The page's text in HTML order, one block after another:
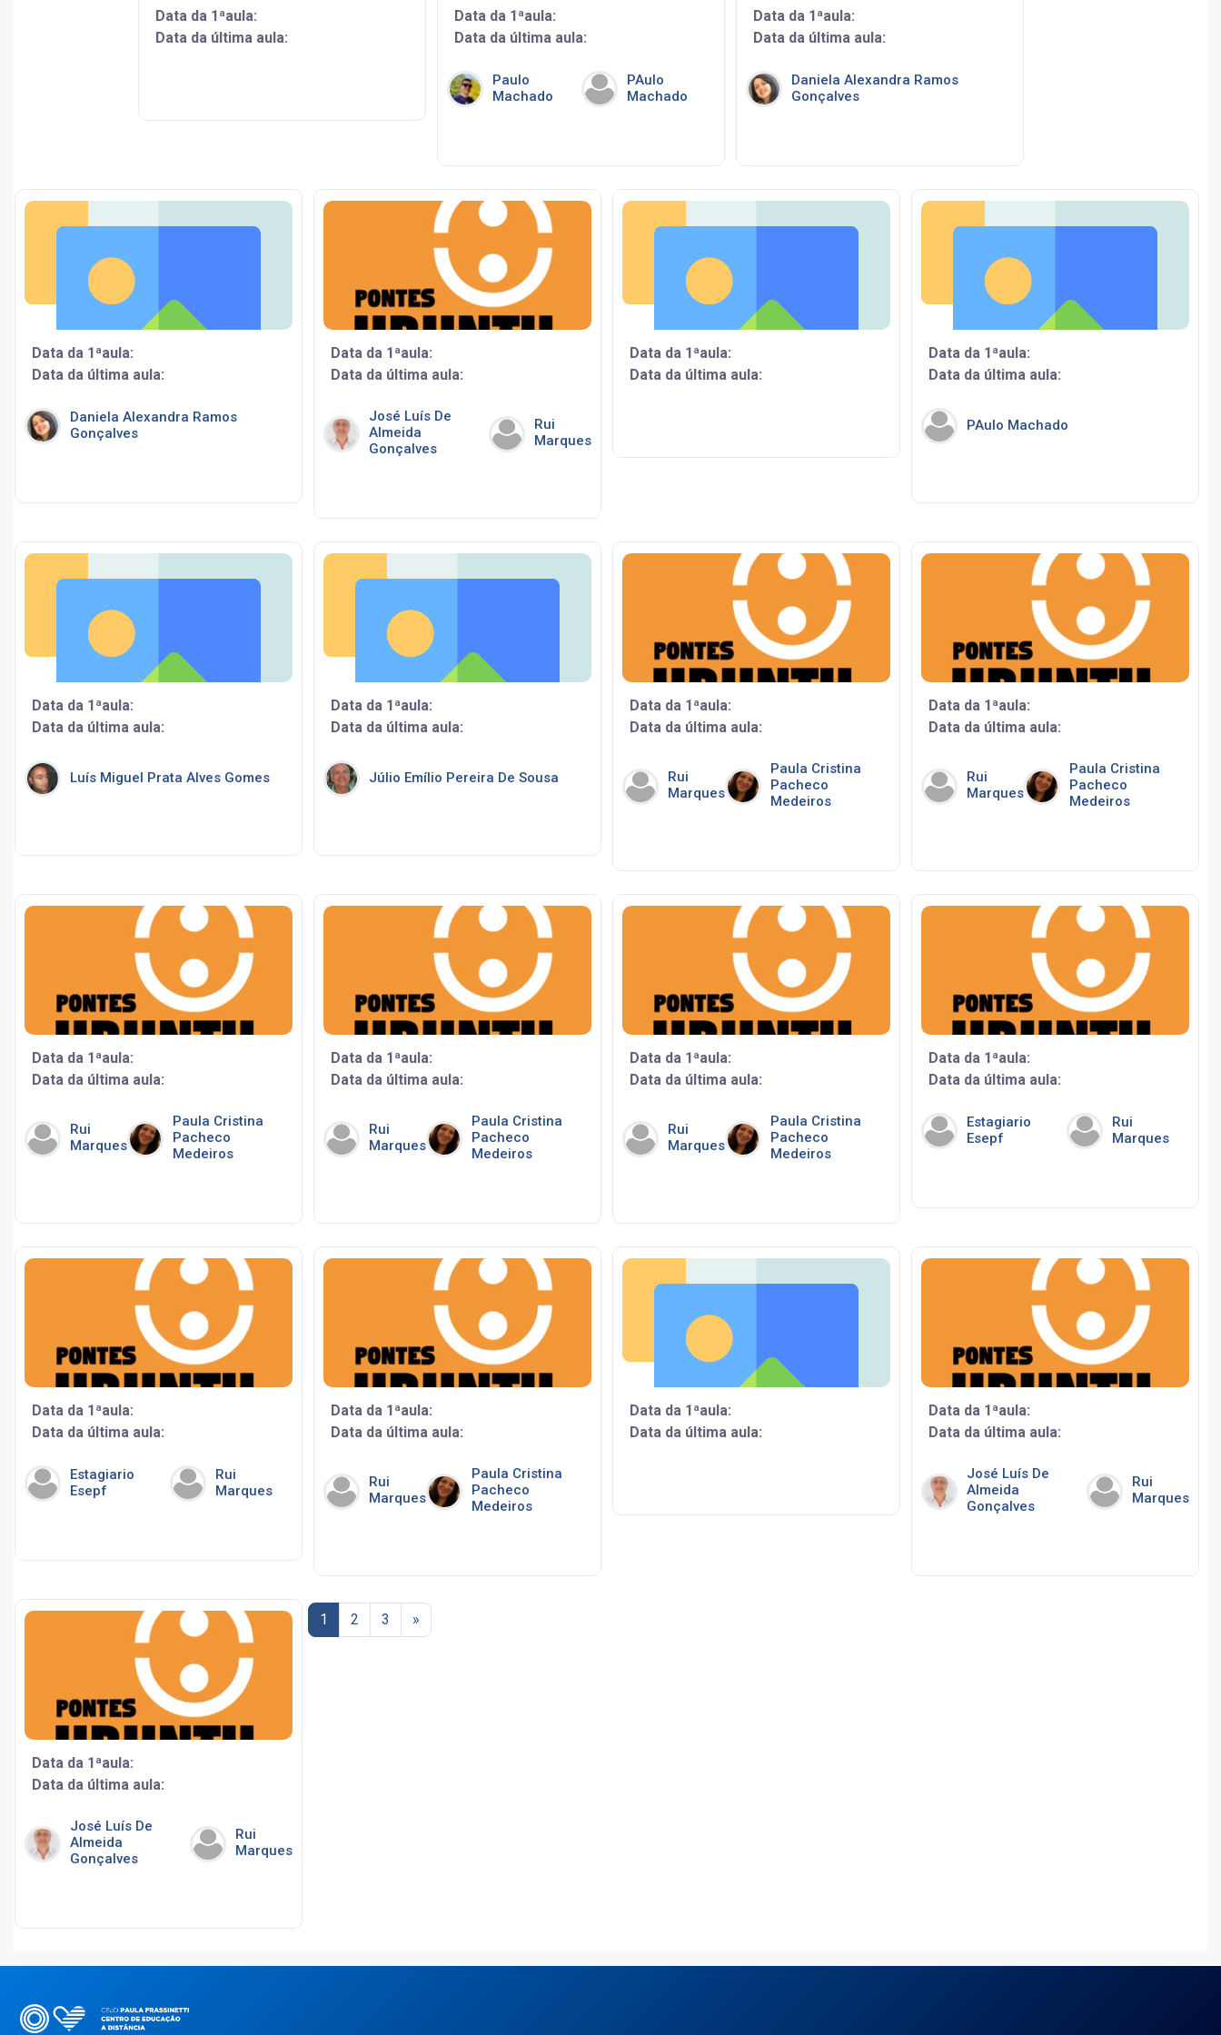
Data da 1ªaula:
Data da última aula:
Data da 1ªaula:
Data da última aula:
Paulo
Machado
PAulo
Machado
Data da 1ªaula:
Data da última aula:
Daniela Alexandra Ramos
Gonçalves
Data da 1ªaula:
Data da última aula:
Daniela Alexandra Ramos
Gonçalves
Data da 1ªaula:
Data da última aula:
José Luís De
Almeida
Gonçalves
Rui
Marques
Data da 1ªaula:
Data da última aula:
Data da 1ªaula:
Data da última aula:
PAulo Machado
Data da 1ªaula:
Data da última aula:
Luís Miguel Prata Alves Gomes
Data da 1ªaula:
Data da última aula:
Júlio Emílio Pereira De Sousa
Data da 1ªaula:
Data da última aula:
Rui
Marques
Paula Cristina
Pacheco
Medeiros
Data da 1ªaula:
Data da última aula:
Rui
Marques
Paula Cristina
Pacheco
Medeiros
Data da 1ªaula:
Data da última aula:
Rui
Marques
Paula Cristina
Pacheco
Medeiros
Data da 1ªaula:
Data da última aula:
Rui
Marques
Paula Cristina
Pacheco
Medeiros
Data da 1ªaula:
Data da última aula:
Rui
Marques
Paula Cristina
Pacheco
Medeiros
Data da 1ªaula:
Data da última aula:
Estagiario
Esepf
Rui
Marques
Data da 1ªaula:
Data da última aula:
Estagiario
Esepf
Rui
Marques
Data da 1ªaula:
Data da última aula:
Rui
Marques
Paula Cristina
Pacheco
Medeiros
Data da 1ªaula:
Data da última aula:
Data da 1ªaula:
Data da última aula:
José Luís De
Almeida
Gonçalves
Rui
Marques
Data da 1ªaula:
Data da última aula:
José Luís De
Almeida
Gonçalves
Rui
Marques
1 Página 1
2 Página 2
3 Página 3
»